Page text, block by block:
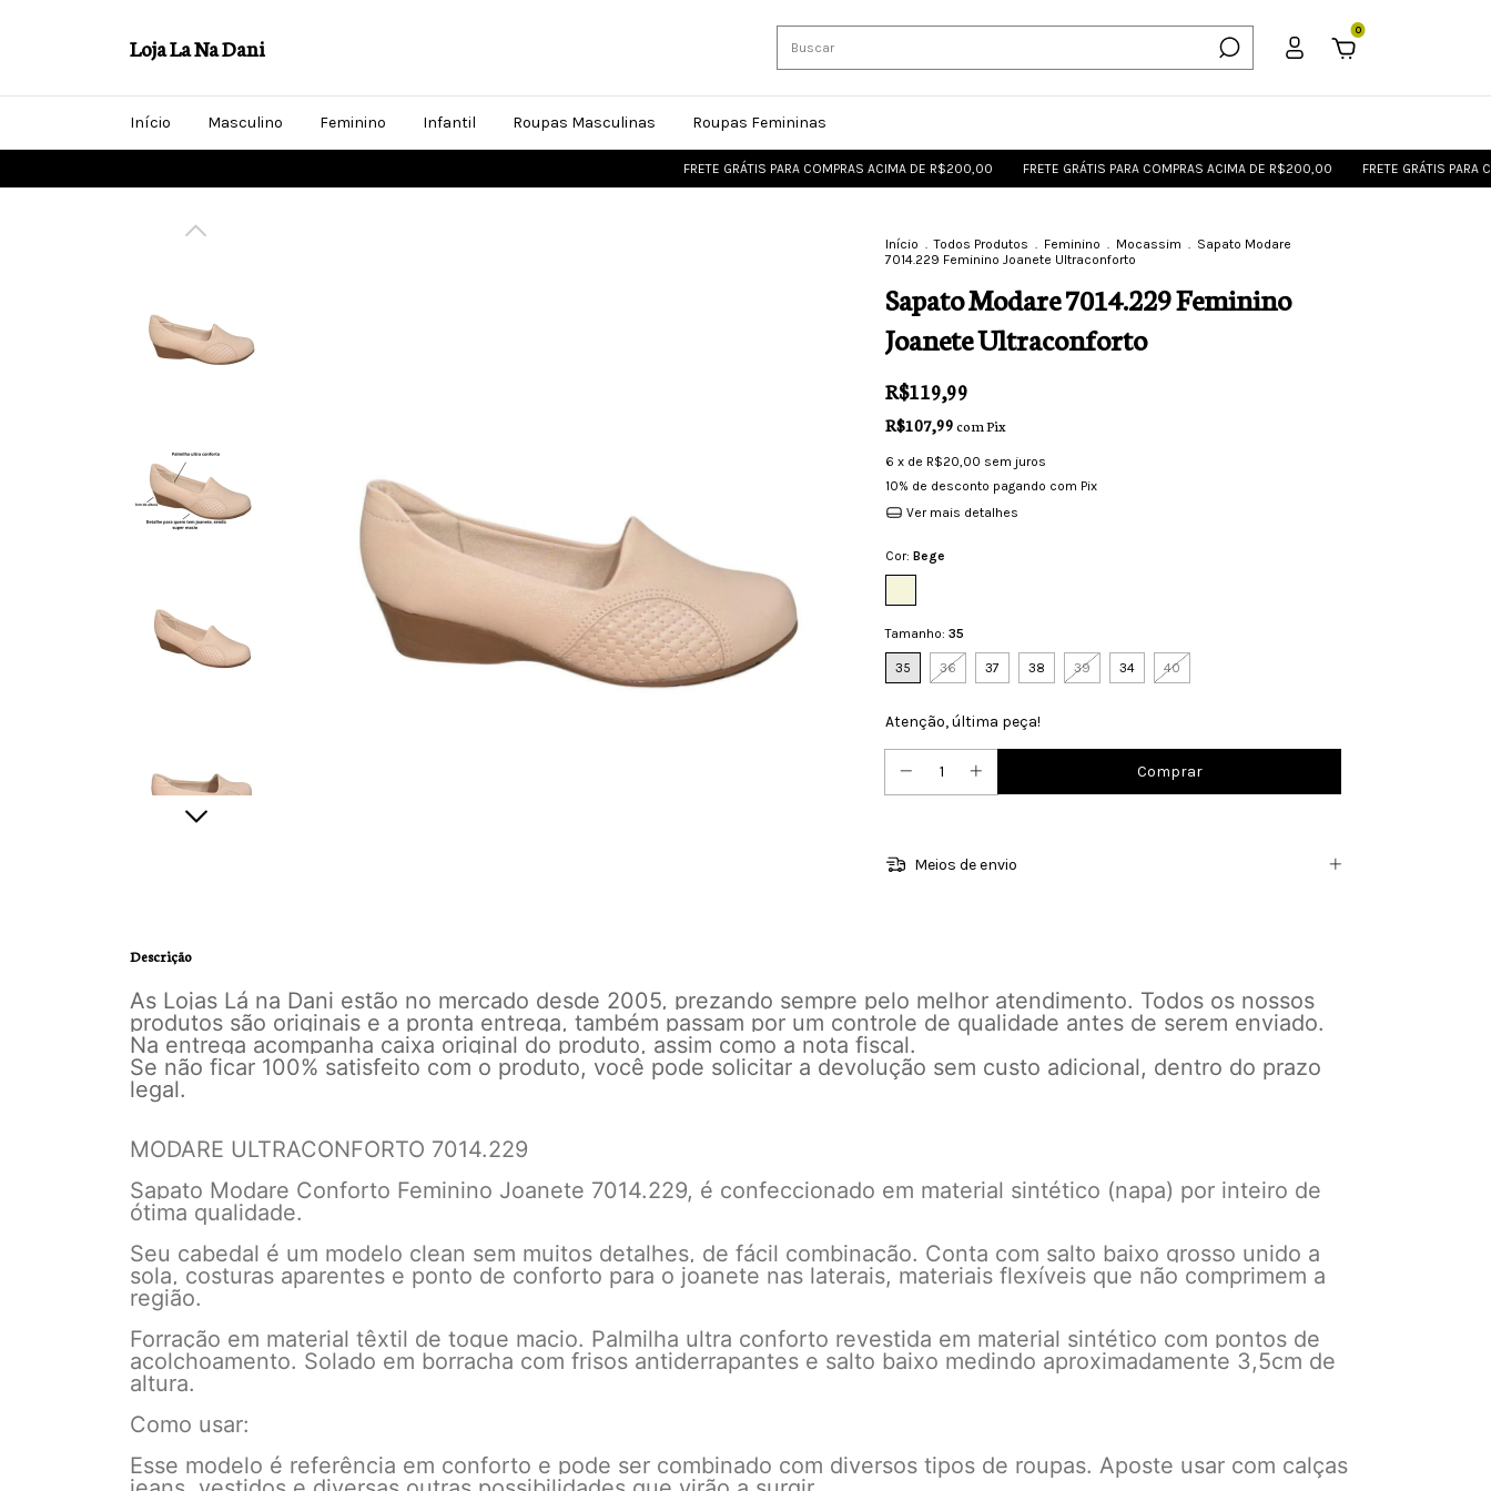
Loja La Na Dani
0
Início Masculino Feminino Infantil Roupas Masculinas Roupas Femininas
FRETE GRÁTIS PARA COMPRAS ACIMA DE R$200,00 FRETE GRÁTIS PARA COMPRAS ACIMA DE R$200,00 FRETE GRÁTIS PARA
Início . Todos Produtos . Feminino . Mocassim . Sapato Modare
7014.229 Feminino Joanete Ultraconforto
Sapato Modare 7014.229 Feminino
Joanete Ultraconforto
R$119,99
R$107,99comPix
6 x de R$20,00 sem juros
10% de desconto pagando com Pix
Ver mais detalhes
Cor: Bege
Tamanho: 35
35 36 37 38 39 34 40
Atenção, última peça!
Meios de envio
Descrição
As Lojas Lá na Dani estão no mercado desde 2005, prezando sempre pelo melhor atendimento. Todos os nossos
produtos são originais e a pronta entrega, também passam por um controle de qualidade antes de serem enviado.
Na entrega acompanha caixa original do produto, assim como a nota fiscal.
Se não ficar 100% satisfeito com o produto, você pode solicitar a devolução sem custo adicional, dentro do prazo
legal.
MODARE ULTRACONFORTO 7014.229
Sapato Modare Conforto Feminino Joanete 7014.229, é confeccionado em material sintético (napa) por inteiro de
ótima qualidade.
Seu cabedal é um modelo clean sem muitos detalhes, de fácil combinação. Conta com salto baixo grosso unido a
sola, costuras aparentes e ponto de conforto para o joanete nas laterais, materiais flexíveis que não comprimem a
região.
Forração em material têxtil de toque macio. Palmilha ultra conforto revestida em material sintético com pontos de
acolchoamento. Solado em borracha com frisos antiderrapantes e salto baixo medindo aproximadamente 3,5cm de
altura.
Como usar:
Esse modelo é referência em conforto e pode ser combinado com diversos tipos de roupas. Aposte usar com calças